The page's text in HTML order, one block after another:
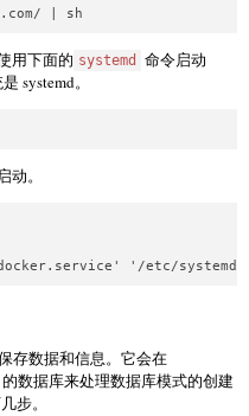
用下面的 systemd
命令启动
systemd。
。
存数据和信息。它会在
数据库来处理数据库模式的创建
步。